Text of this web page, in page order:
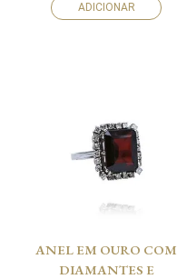
ADICIONAR
ANEL EM OURO COM
DIAMANTES E